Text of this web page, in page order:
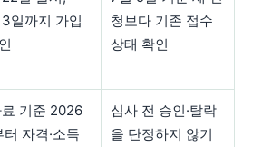
일까지 가입
청보다 기존 접수
상태 확인
기준 2026
자격·소득
심사 전 승인·탈락
을 단정하지 않기